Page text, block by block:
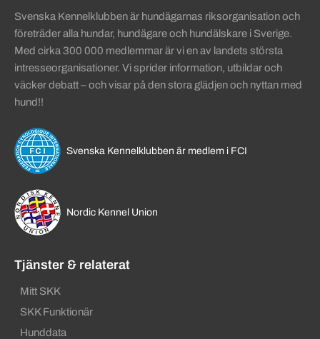
Svenska Kennelklubben är hundägarnas riksorganisation och
företräder alla hundar, hundägare och hundälskare i Sverige.
Med cirka 300 000 medlemmar är vi en av landets största
intresseorganisationer. Vi sprider information, utbildar och
väcker debatt – och visar på den stora glädjen och nyttan med
hund!!
Svenska Kennelklubben är medlem i FCI
Nordic Kennel Union
Tjänster & relaterat
Mitt SKK
SKK Funktionär
Hunddata